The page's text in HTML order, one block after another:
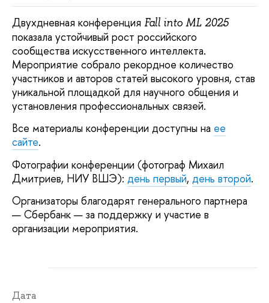
Двухдневная конференция Fall into ML 2025
показала устойчивый рост российского
сообщества искусственного интеллекта.
Мероприятие собрало рекордное количество
участников и авторов статей высокого уровня, став
уникальной площадкой для научного общения и
установления профессиональных связей.
Все материалы конференции доступны на ее
сайте.
Фотографии конференции (фотограф Михаил
Дмитриев, НИУ ВШЭ): день первый, день второй.
Организаторы благодарят генерального партнера
— Сбербанк — за поддержку и участие в
организации мероприятия.
Дата